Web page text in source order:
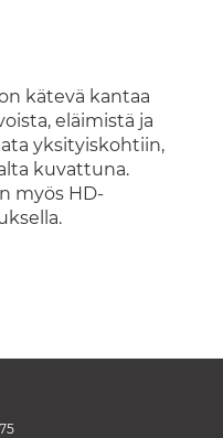
kätevä kantaa
eläimistä ja
yksityiskohtiin,
kuvattuna.
myös HD-